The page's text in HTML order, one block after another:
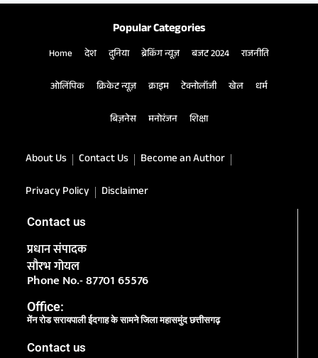
Popular Categories
Home देश दुनिया ब्रेकिंग न्यूज़ बजट 2024 राजनीति
ओलिंपिक क्रिकेट न्यूज़ क्राइम टेक्नोलॉजी खेल धर्म
बिज़नेस मनोरंजन शिक्षा
About Us Contact Us
Become an Author
Privacy Policy
Disclaimer
Contact us
प्रधान संपादक
सौरभ गोयल
Phone No.- 87701 65576
Office:
मेंन रोड सरायपाली ईदगाह के सामने जिला महासमुंद छत्तीसगढ़
Contact us